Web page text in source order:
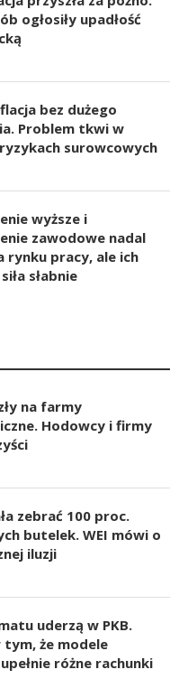
ogłosiły upadłość
bez dużego
Problem tkwi w
surowcowych
wyższe i
zawodowe nadal
rynku pracy, ale ich
słabnie
na farmy
Hodowcy i firmy
zebrać 100 proc.
butelek. WEI mówi o
iluzji
uderzą w PKB.
tym, że modele
różne rachunki